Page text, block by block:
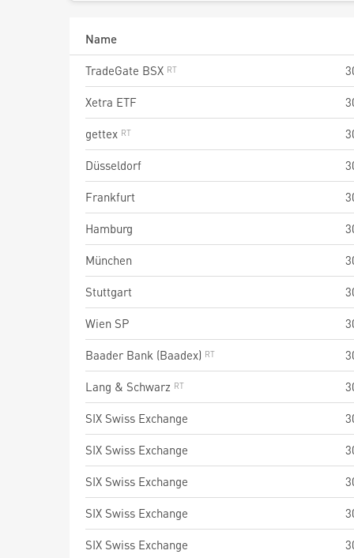
Name
TradeGate BSX
Xetra ETF
gettex
Düsseldorf
Frankfurt
Hamburg
München
Stuttgart
Wien SP
Baader Bank (Baadex)
Lang & Schwarz
SIX Swiss Exchange
SIX Swiss Exchange
SIX Swiss Exchange
SIX Swiss Exchange
SIX Swiss Exchange